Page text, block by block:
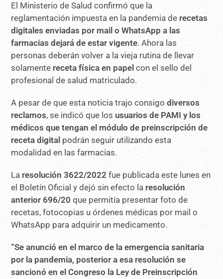
El Ministerio de Salud confirmó que la
reglamentación impuesta en la pandemia de recetas
digitales enviadas por mail o WhatsApp a las
farmacias dejará de estar vigente. Ahora las
personas deberán volver a la vieja rutina de llevar
solamente receta física en papelcon el sello del
profesional de salud matriculado.
A pesar de que esta noticia trajo consigo diversos
reclamos, se indicó que los usuarios de PAMI y los
médicos que tengan el módulo de preinscripción de
receta digital podrán seguir utilizando esta
modalidad en las farmacias.
La resolución 3622/2022 fue publicada este lunes en
el Boletín Oficial y dejó sin efecto la resolución
anterior 696/20 que permitía presentar foto de
recetas, fotocopias u órdenes médicas por mail o
WhatsApp para adquirir un medicamento.
“Se anunció en el marco de la emergencia sanitaria
por la pandemia, posterior a esa resolución se
sancionó en el Congreso la Ley de Preinscripción